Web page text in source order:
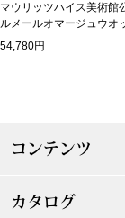
マウリッツハイス美術館
ルメールオマージュウオ
54,780円
コンテンツ
カタログ